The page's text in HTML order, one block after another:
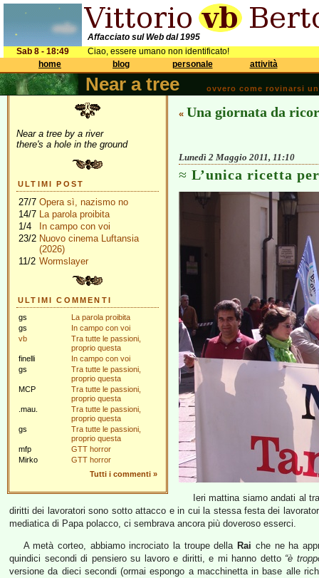
Affacciato sul Web dal 1995
Sab 8 - 18:49
Ciao, essere umano non identificato!
home
blog personale attività
Near a tree ovvero come rovinarsi
Near a tree by a river
there's a hole in the ground
ULTIMI POST
27/7 Opera sì, nazismo no
14/7 La parola proibita
1/4
In campo con voi
23/2 Nuovo cinema Luftansia
(2026)
11/2 Wormslayer
ULTIMI COMMENTI
gs
La parola proibita
gs
In campo con voi
vb
Tra tutte le passioni,
proprio questa
finelli
In campo con voi
gs
Tra tutte le passioni,
proprio questa
MCP
Tra tutte le passioni,
proprio questa
.mau.
Tra tutte le passioni,
proprio questa
gs
Tra tutte le passioni,
proprio questa
mfp
GTT horror
Mirko
GTT horror
Tutti i commenti »
« Una giornata da
Lunedì 2 Maggio 2011, 11:10
L’unica ricetta
Ieri mattina siamo andati al
diritti dei lavoratori sono sotto attacco e in cui la stessa festa dei
mediatica di Papa polacco, ci sembrava ancora più doveroso esserci.
A metà corteo, abbiamo incrociato la troupe della Rai che ne ha
quindici secondi di pensiero su lavoro e diritti, e mi hanno detto “è
versione da dieci secondi (ormai espongo a macchinetta in base alle